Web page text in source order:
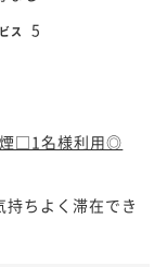
ス 5
□1名様利用◎
ちよく滞在でき